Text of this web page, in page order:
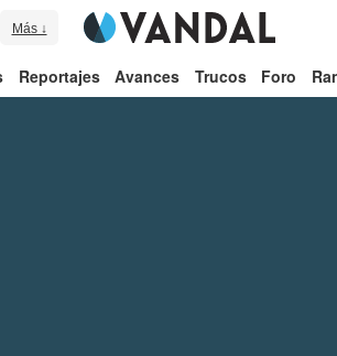
Más ↓
Reportajes Avances Trucos Foro